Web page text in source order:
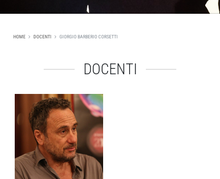
HOME DOCENTI GIORGIO BARBERIO CORSETTI
DOCENTI